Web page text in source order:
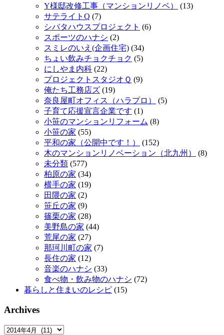
Y様邸改修工事（マンションリノベ）
(13)
サテライトQ (7)
シバタハウスプロジェクト (6)
スポーツのハナシ (2)
スミレのいえ(企画住宅) (34)
ちょい飲みチョクチョク (5)
にしやま内科 (22)
プロジェクトスタジオＱ (9)
俺たち工務店ズ (19)
奈良屋町オフィス（ハラプロ）
(5)
子育て応援宣言企業です (1)
小笹のマンションリフォーム (8)
小笹の家 (55)
平和の家（公開中です！）
(152)
木のマンションリノベーション（北九州）
(8)
未分類 (577)
柏原の家 (34)
横手の家 (19)
田隈の家 (2)
笹丘の家 (9)
篠栗の家 (28)
美野島の家 (44)
荒尾の家 (27)
那珂川町の家 (7)
長住の家 (12)
音楽のハナシ (33)
食べ物・飲み物のハナシ (72)
暮らしと住まいのレシピ (15)
Archives
Archives